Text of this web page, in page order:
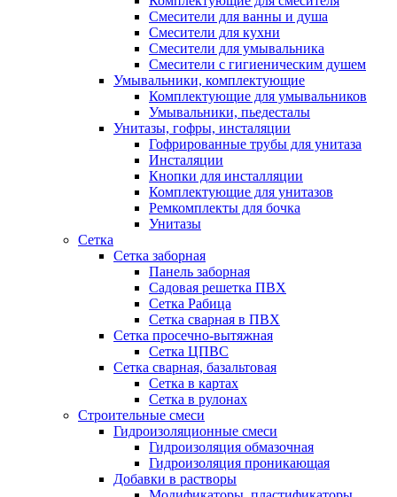
Смесители для ванны и душа
Смесители для кухни
Смесители для умывальника
Смесители с гигиеническим душем
Умывальники, комплектующие
Комплектующие для умывальников
Умывальники, пьедесталы
Унитазы, гофры, инсталяции
Гофрированные трубы для унитаза
Инсталяции
Кнопки для инсталляции
Комплектующие для унитазов
Ремкомплекты для бочка
Унитазы
Сетка
Сетка заборная
Панель заборная
Садовая решетка ПВХ
Сетка Рабица
Сетка сварная в ПВХ
Сетка просечно-вытяжная
Сетка ЦПВС
Сетка сварная, базальтовая
Сетка в картах
Сетка в рулонах
Строительные смеси
Гидроизоляционные смеси
Гидроизоляция обмазочная
Гидроизоляция проникающая
Добавки в растворы